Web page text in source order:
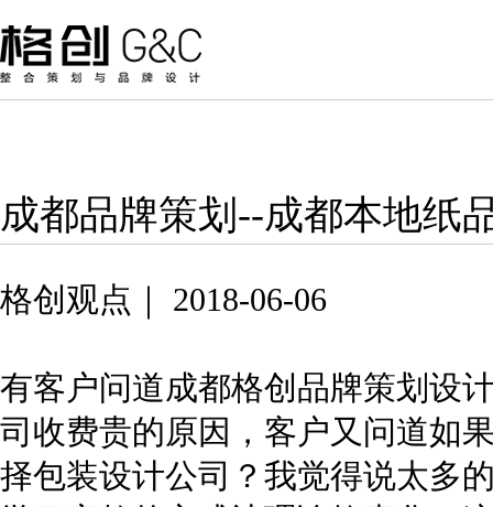
成都品牌策划--成都本地纸
格创观点｜ 2018-06-06
有客户问道成都格创品牌策划设
司收费贵的原因，客户又问道如
择包装设计公司？我觉得说太多